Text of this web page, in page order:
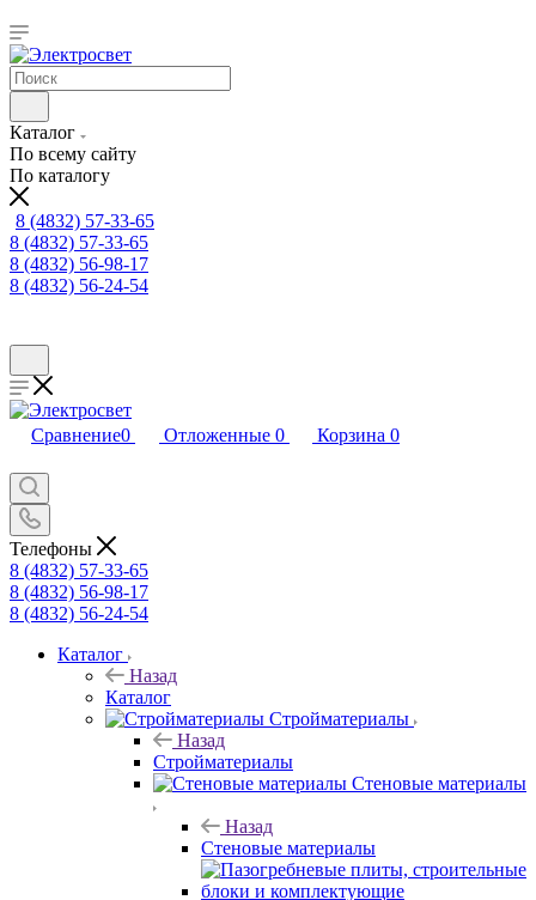
Каталог
По всему сайту
По каталогу
8 (4832) 57-33-65
8 (4832) 57-33-65
8 (4832) 56-98-17
8 (4832) 56-24-54
Сравнение0 Отложенные 0 Корзина 0
Телефоны
8 (4832) 57-33-65
8 (4832) 56-98-17
8 (4832) 56-24-54
Каталог
Назад
Каталог
Стройматериалы
Назад
Стройматериалы
Стеновые материалы
Назад
Стеновые материалы